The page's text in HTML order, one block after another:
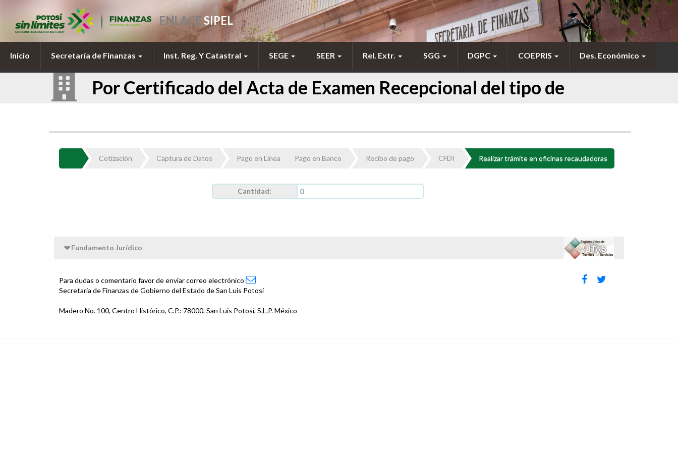
ENLACESIPEL
Inicio Secretaría de Finanzas Inst. Reg. Y Catastral SEGE SEER Rel. Extr. SGG DGPC COEPRIS Des. Económico
Por Certificado del Acta de Examen Recepcional del tipo de
Cotización Captura de Datos Pago en Línea Pago en Banco Recibo de pago CFDI Realizar trámite en oficinas recaudadoras
Cantidad:
Fundamento Jurídico
Para dudas o comentario favor de enviar correo electrónico
Secretaría de Finanzas de Gobierno del Estado de San Luis Potosí
Madero No. 100, Centro Histórico, C.P.: 78000, San Luis Potosí, S.L.P. México